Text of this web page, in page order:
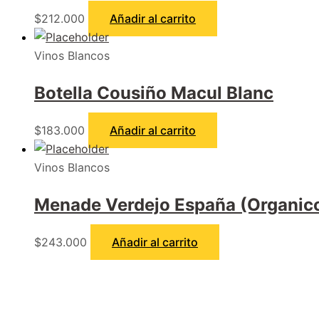
$212.000 Añadir al carrito
Vinos Blancos
Botella Cousiño Macul Blanc
$183.000 Añadir al carrito
Vinos Blancos
Menade Verdejo España
$243.000 Añadir al carrito